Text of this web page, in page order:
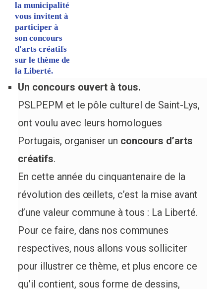
la municipalité
vous invitent à
participer à
son concours
d'arts créatifs
sur le thème de
la Liberté.
Un concours ouvert à tous.
PSLPEPM et le pôle culturel de Saint-Lys,
ont voulu avec leurs homologues
Portugais, organiser un concours d’arts
créatifs.
En cette année du cinquantenaire de la
révolution des œillets, c’est la mise avant
d’une valeur commune à tous : La Liberté.
Pour ce faire, dans nos communes
respectives, nous allons vous solliciter
pour illustrer ce thème, et plus encore ce
qu’il contient, sous forme de dessins,